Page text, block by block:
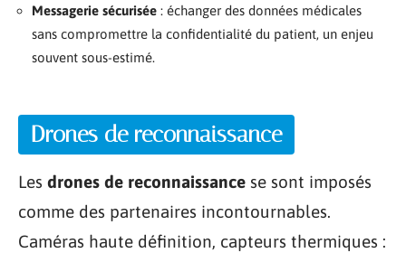
Messagerie sécurisée : échanger des données médicales
sans compromettre la confidentialité du patient, un enjeu
souvent sous-estimé.
Drones de reconnaissance
Les drones de reconnaissance se sont imposés
comme des partenaires incontournables.
Caméras haute définition, capteurs thermiques :